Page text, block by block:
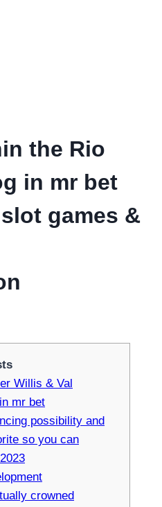
the Rio
in mr bet
games &
Willis & Val
mr bet
possibility and
so you can
crowned